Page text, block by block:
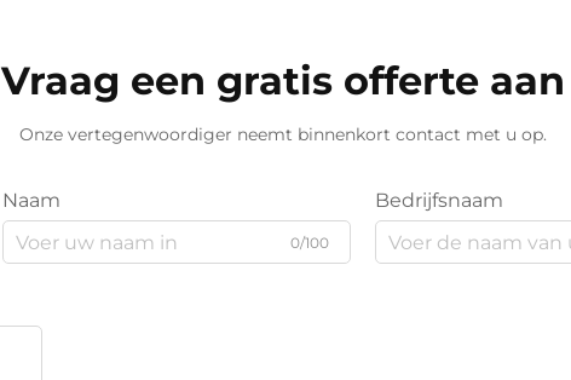
Vraag een gratis offerte aan
Onze vertegenwoordiger neemt binnenkort contact met u op.
Naam
0/100
Bedrijfsnaam